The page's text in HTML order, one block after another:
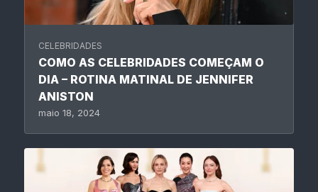
CELEBRIDADES
COMO AS CELEBRIDADES COMEÇAM O
DIA – ROTINA MATINAL DE JENNIFER
ANISTON
maio 18, 2024